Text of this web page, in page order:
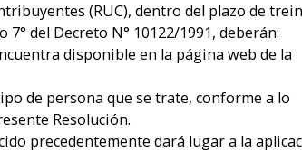
(RUC), dentro del plazo de
del Decreto N° 10122/1991, deberán:
disponible en la página web de la
de persona que se trate, conforme a lo
Resolución.
precedentemente dará lugar a la